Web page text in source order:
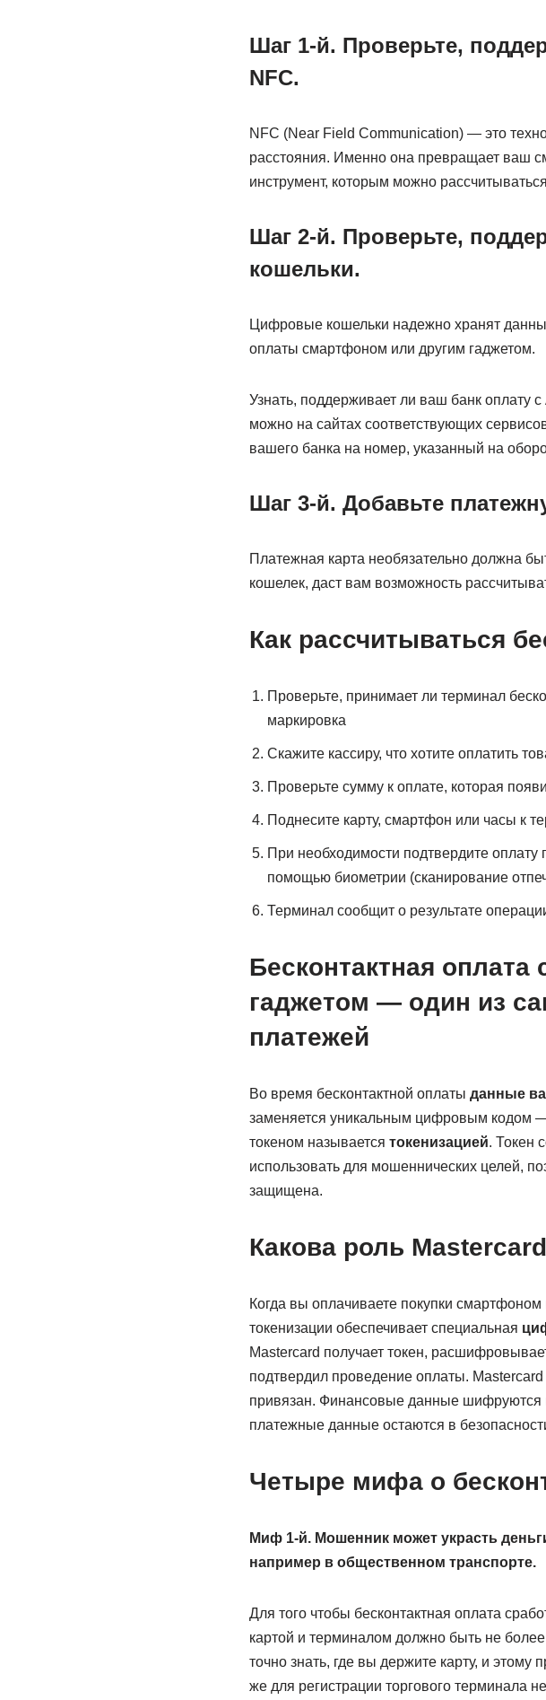
Шаг 1-й. Проверьте,
NFC.
NFC (Near Field Communication) — это
расстояния. Именно она превращает ваш
инструмент, которым можно
Шаг 2-й. Проверьте,
кошельки.
Цифровые кошельки надежно хранят
оплаты смартфоном или другим гаджетом.
Узнать, поддерживает ли ваш банк оплату
можно на сайтах соответствующих
вашего банка на номер, указанный на
Шаг 3-й. Добавьте
Платежная карта необязательно должна
кошелек, даст вам возможность
Как рассчитываться
Проверьте, принимает ли терминал
маркировка
Скажите кассиру, что хотите оплатить
Проверьте сумму к оплате, которая
Поднесите карту, смартфон или часы к
При необходимости подтвердите
помощью биометрии (сканирование
Терминал сообщит о результате
Бесконтактная
гаджетом — один из
платежей
Во время бесконтактной оплаты данные
заменяется уникальным цифровым кодом
токеном называется токенизацией. Токен
использовать для мошеннических целей,
защищена.
Какова роль
Когда вы оплачиваете покупки
токенизации обеспечивает специальная
Mastercard получает токен,
подтвердил проведение оплаты. Mastercard
привязан. Финансовые данные шифруются
платежные данные остаются в
Четыре мифа о
Миф 1-й. Мошенник может украсть
например в общественном транспорте.
Для того чтобы бесконтактная оплата
картой и терминалом должно быть не
точно знать, где вы держите карту, и
же для регистрации торгового терминала